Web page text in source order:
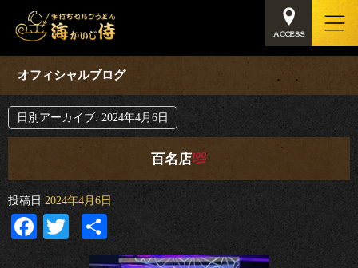
オフィシャルブログ
日別アーカイブ: 2024年4月6日
百名店
投稿日 2024年4月6日
Facebook
Twitter
共
有